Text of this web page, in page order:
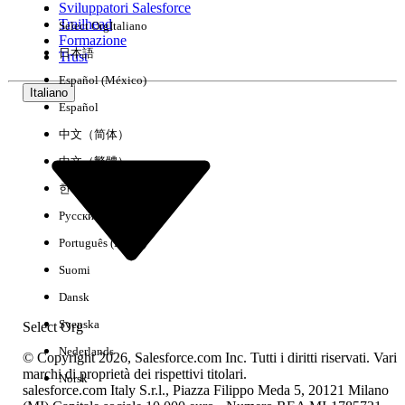
Esperienza
Nessun risultato
Sviluppatori Salesforce
Trailhead
Formazione
Trust
Italiano
Select Org
Select OrgItaliano
日本語
Español (México)
Español
中文（简体）
中文（繁體）
한국어
Русский
Português (Brasil)
Suomi
Dansk
Svenska
Nederlands
Norsk
© Copyright 2026, Salesforce.com Inc. Tutti i diritti riservati. Vari
marchi di proprietà dei rispettivi titolari.
salesforce.com Italy S.r.l., Piazza Filippo Meda 5, 20121 Milano